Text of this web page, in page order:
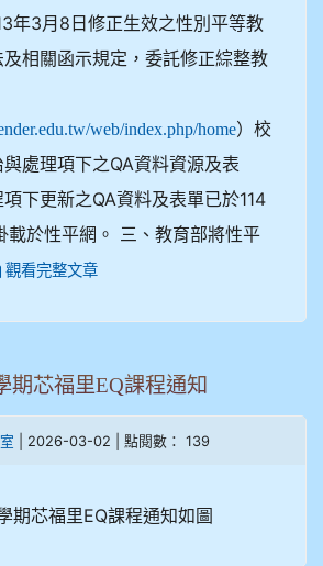
年3月8日修正生效之性別平等教
相關函示規定，委託修正綜整教
web/index.php/home）校
處理項下之QA資料資源及表
下更新之QA資料及表單已於114
載於性平網。 三、教育部將性平
觀看完整文章
期芯福里EQ課程通知
| 2026-03-02 | 點閱數： 139
期芯福里EQ課程通知如圖